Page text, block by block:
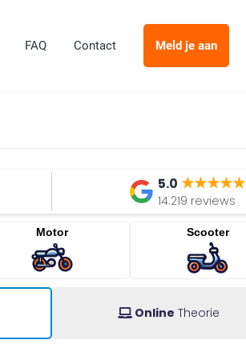
FAQ Contact Meld je aan
5.0 ★★★★★
14.219 reviews
Motor Scooter
Online Theorie